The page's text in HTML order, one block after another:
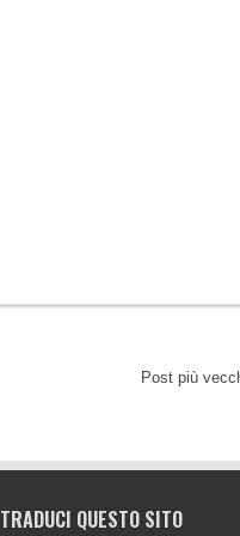
Post più
TRADUCI QUESTO SITO